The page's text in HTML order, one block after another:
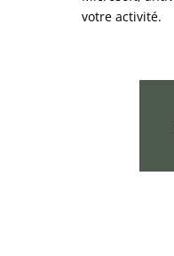
votre activité.